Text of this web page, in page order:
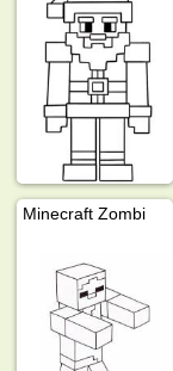
Minecraft Zombi